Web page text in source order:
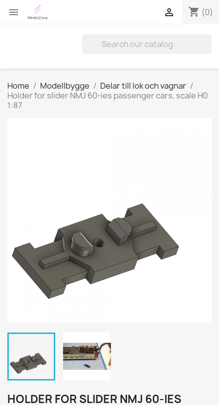
 shopping_cart (0)

Home Modellbygge
Delar till lok och vagnar
Holder for slider NMJ 60-ies passenger cars, scale H0
1:87
HOLDER FOR SLIDER NMJ 60-IES